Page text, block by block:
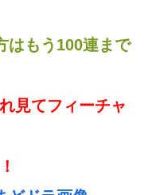
はもう100連まで
見てフィーチャ